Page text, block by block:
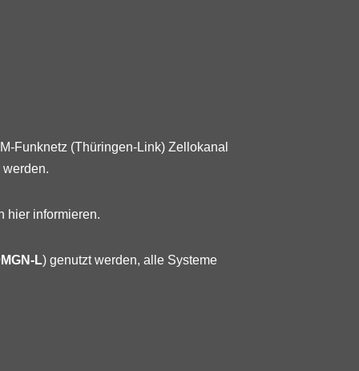
Funknetz (Thüringen-Link) Zellokanal
hier informieren.
L) genutzt werden, alle Systeme